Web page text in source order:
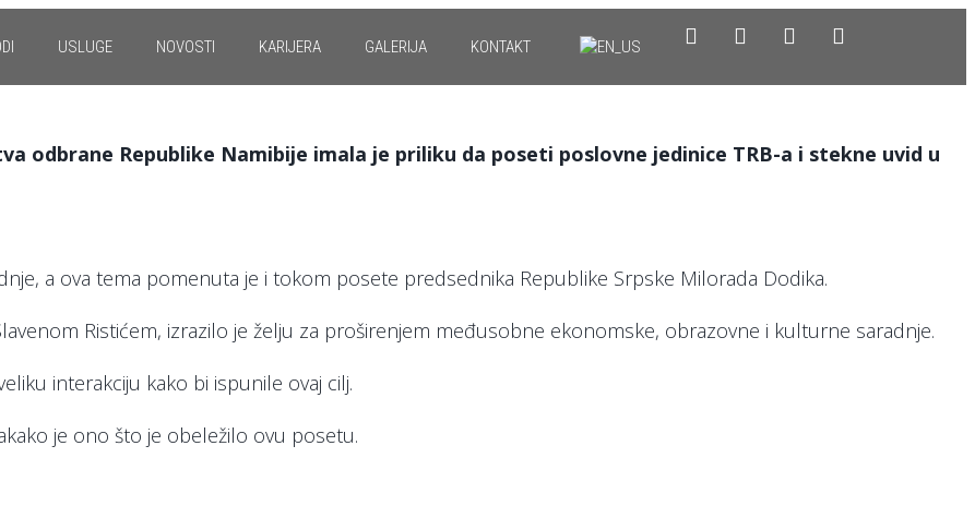
USLUGE NOVOSTI KARIJERA GALERIJA KONTAKT
odbrane Republike Namibije imala je priliku da poseti poslovne jedinice TRB-a i stekne uvid u
a ova tema pomenuta je i tokom posete predsednika Republike Srpske Milorada Dodika.
Ristićem, izrazilo je želju za proširenjem međusobne ekonomske, obrazovne i kulturne saradnje.
interakciju kako bi ispunile ovaj cilj.
je ono što je obeležilo ovu posetu.